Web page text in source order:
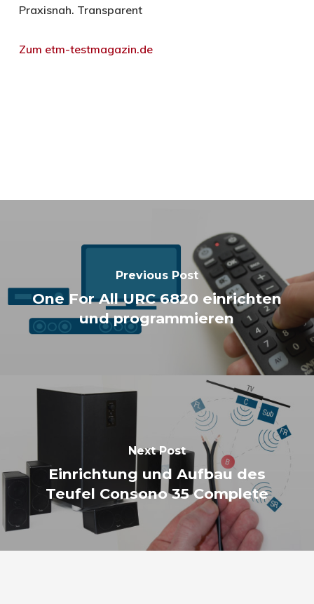
Praxisnah. Transparent
Zum etm-testmagazin.de
Previous Post
One For All URC 6820 einrichten
und programmieren
Next Post
Einrichtung und Aufbau des
Teufel Consono 35 Complete